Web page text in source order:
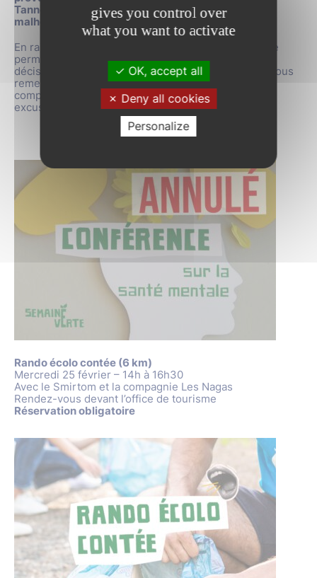
Tanneurs dans le cadre de la Semaine Verte a
malheureusement dû être annulée.
En raison d’une indisponibilité de dernière minute ne
permettant pas le maintien de cette rencontre, la
décision a été prise de procéder à son annulation. Nous
remercions les personnes inscrites pour leur
compréhension et vous prions de bien vouloir nous
excuser pour la gêne occasionnée.
Rando écolo contée (6 km)
Mercredi 25 février – 14h à 16h30
Avec le Smirtom et la compagnie Les Nagas
Rendez-vous devant l’office de tourisme
Réservation obligatoire
gives you control over
what you want to activate
OK, accept all
Deny all cookies
Personalize